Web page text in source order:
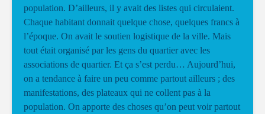
population. D’ailleurs, il y avait des listes qui circulaient.
Chaque habitant donnait quelque chose, quelques francs à
l’époque. On avait le soutien logistique de la ville. Mais
tout était organisé par les gens du quartier avec les
associations de quartier. Et ça s’est perdu… Aujourd’hui,
on a tendance à faire un peu comme partout ailleurs ; des
manifestations, des plateaux qui ne collent pas à la
population. On apporte des choses qu’on peut voir partout